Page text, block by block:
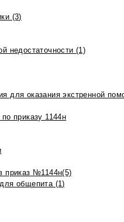
(3)
недостаточности (1)
для оказания экстренной
приказу 1144н
приказ №1144н(5)
общепита (1)